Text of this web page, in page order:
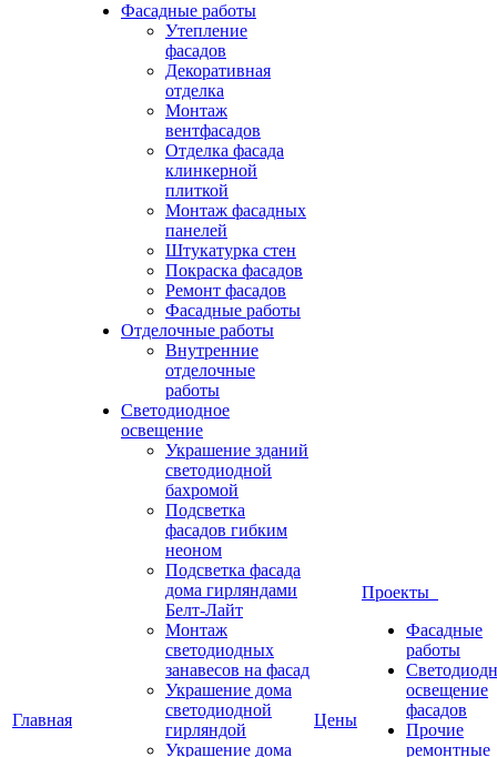
Главная
Фасадные работы
Утепление
фасадов
Декоративная
отделка
Монтаж
вентфасадов
Отделка фасада
клинкерной
плиткой
Монтаж фасадных
панелей
Штукатурка стен
Покраска фасадов
Ремонт фасадов
Фасадные работы
Отделочные работы
Внутренние
отделочные
работы
Светодиодное
освещение
Украшение зданий
светодиодной
бахромой
Подсветка
фасадов гибким
неоном
Подсветка фасада
дома гирляндами
Белт-Лайт
Монтаж
светодиодных
занавесов на фасад
Украшение дома
светодиодной
гирляндой
Украшение дома
Цены
Проекты
Фасадные
работы
освещение
фасадов
Прочие
ремонтные